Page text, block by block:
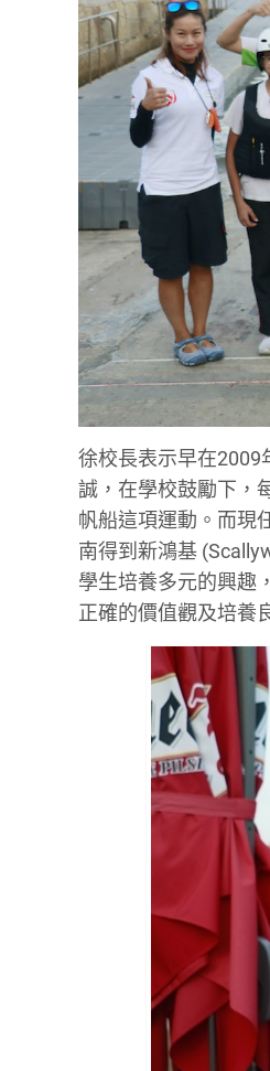
徐校長表示早在2009
誠，在學校鼓勵下，
帆船這項運動。而現
南得到新鴻基
學生培養多元的興趣
正確的價值觀及培養